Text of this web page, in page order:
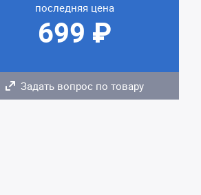
последняя цена
699 ₽
Задать вопрос по товару